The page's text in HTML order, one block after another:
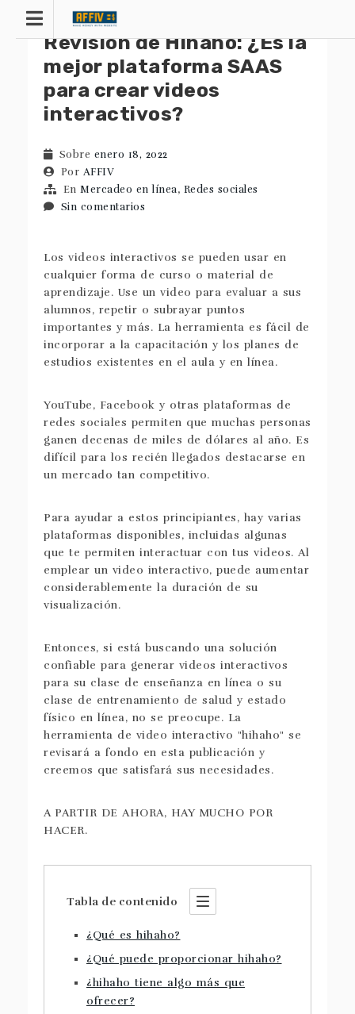
saltar
contenidoRevisión de Hihaho: ¿Es la
mejor plataforma SAAS
para crear videos
interactivos?
Sobre enero 18, 2022
Por AFFIV
En Mercadeo en línea, Redes sociales
Sin comentarios
Los videos interactivos se pueden usar en
cualquier forma de curso o material de
aprendizaje. Use un video para evaluar a sus
alumnos, repetir o subrayar puntos
importantes y más. La herramienta es fácil de
incorporar a la capacitación y los planes de
estudios existentes en el aula y en línea.
YouTube, Facebook y otras plataformas de
redes sociales permiten que muchas personas
ganen decenas de miles de dólares al año. Es
difícil para los recién llegados destacarse en
un mercado tan competitivo.
Para ayudar a estos principiantes, hay varias
plataformas disponibles, incluidas algunas
que te permiten interactuar con tus videos. Al
emplear un video interactivo, puede aumentar
considerablemente la duración de su
visualización.
Entonces, si está buscando una solución
confiable para generar videos interactivos
para su clase de enseñanza en línea o su
clase de entrenamiento de salud y estado
físico en línea, no se preocupe. La
herramienta de video interactivo "hihaho" se
revisará a fondo en esta publicación y
creemos que satisfará sus necesidades.
A PARTIR DE AHORA, HAY MUCHO POR
HACER.
Tabla de contenido
¿Qué es hihaho?
¿Qué puede proporcionar hihaho?
¿hihaho tiene algo más que
ofrecer?